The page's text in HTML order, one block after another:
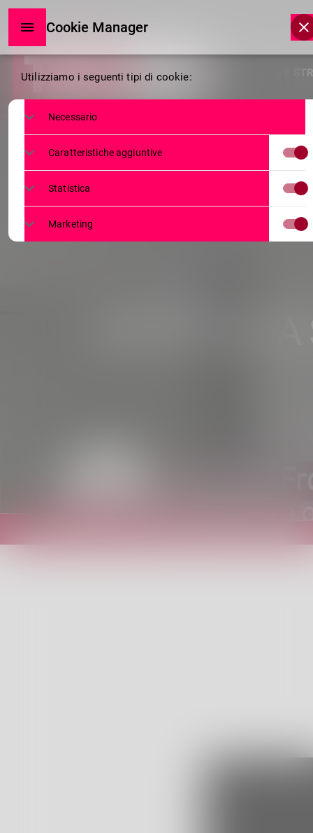
LIVE
SPAZIO 42.
Cookie Manager
Cookie
Manager
Utilizziamo i seguenti tipi di cookie:
Necessario
Caratteristiche aggiuntive
Statistica
Marketing